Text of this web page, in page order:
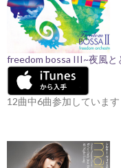
freedom bossa III~夜風
12曲中6曲参加しています